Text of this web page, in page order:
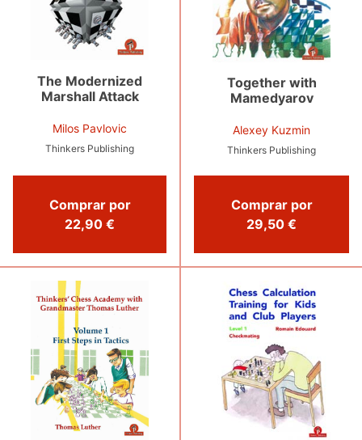
The Modernized
Marshall Attack
Milos Pavlovic
Thinkers Publishing
Comprar por
22,90 €
Together with
Mamedyarov
Alexey Kuzmin
Thinkers Publishing
Comprar por
29,50 €